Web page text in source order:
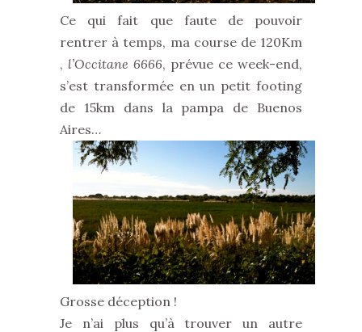
Ce qui fait que faute de pouvoir
rentrer à temps, ma course de 120Km
, l’Occitane 6666, prévue ce week-end,
s’est transformée en un petit footing
de 15km dans la pampa de Buenos
Aires…
Grosse déception !
Je n’ai plus qu’à trouver un autre